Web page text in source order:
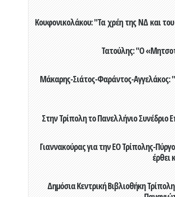
Κουφονικολάκου: "Τα χρέη της ΝΔ και
Τατούλης: "Ο
Μάκαρης-Σιάτος-Φαράντος-Αγγελάκος:
Στην Τρίπολη το Πανελλήνιο Συνέδριο
Γιαννακούρας για την EO Τρίπολης-
έρθει
Δημόσια Κεντρική Βιβλιοθήκη